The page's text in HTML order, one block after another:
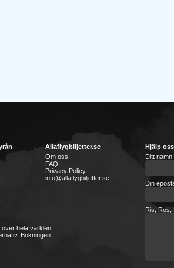
Allaflygbiljetter.se
Om oss
FAQ
Privacy Policy
info@allaflygbiljetter.se
hela världen.
Bokningen
Hjälp
Ditt namn:
Din
Ris, Ros,